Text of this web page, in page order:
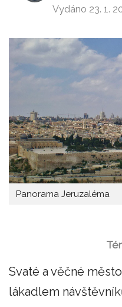
Vydáno 23. 1.
Panorama Jeruzaléma
Svaté a věčné
lákadlem